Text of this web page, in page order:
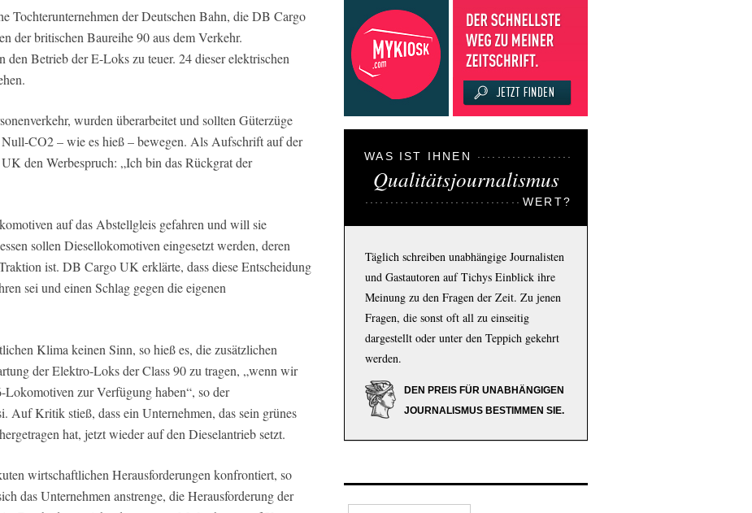
Tochterunternehmen der Deutschen Bahn, die DB Cargo
der britischen Baureihe 90 aus dem Verkehr.
den Betrieb der E-Loks zu teuer. 24 dieser elektrischen
wurden überarbeitet und sollten Güterzüge
CO2 – wie es hieß – bewegen. Als Aufschrift auf der
den Werbespruch: „Ich bin das Rückgrat der
auf das Abstellgleis gefahren und will sie
sollen Diesellokomotiven eingesetzt werden, deren
ist. DB Cargo UK erklärte, dass diese Entscheidung
sei und einen Schlag gegen die eigenen
Klima keinen Sinn, so hieß es, die zusätzlichen
der Elektro-Loks der Class 90 zu tragen, „wenn wir
Lokomotiven zur Verfügung haben“, so der
Auf Kritik stieß, dass ein Unternehmen, das sein grünes
hat, jetzt wieder auf den Dieselantrieb setzt.
wirtschaftlichen Herausforderungen konfrontiert, so
das Unternehmen anstrenge, die Herausforderung der
WAS IST IHNEN
Qualitätsjournalismus
WERT?
Täglich schreiben unabhängige Journalisten
und Gastautoren auf Tichys Einblick ihre
Meinung zu den Fragen der Zeit. Zu jenen
Fragen, die sonst oft all zu einseitig
dargestellt oder unter den Teppich gekehrt
werden.
DEN PREIS FÜR UNABHÄNGIGEN
JOURNALISMUS BESTIMMEN SIE.